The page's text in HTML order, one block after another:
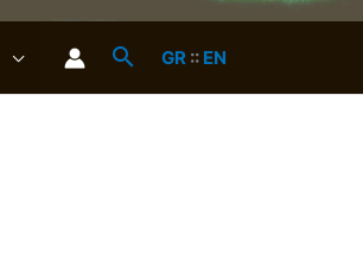
GR :: EN